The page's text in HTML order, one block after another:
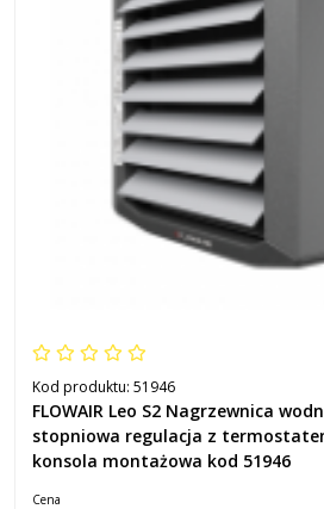
Kod produktu: 51946
FLOWAIR Leo S2 Nagrzewnica
stopniowa regulacja z
konsola montażowa kod 51946
Cena